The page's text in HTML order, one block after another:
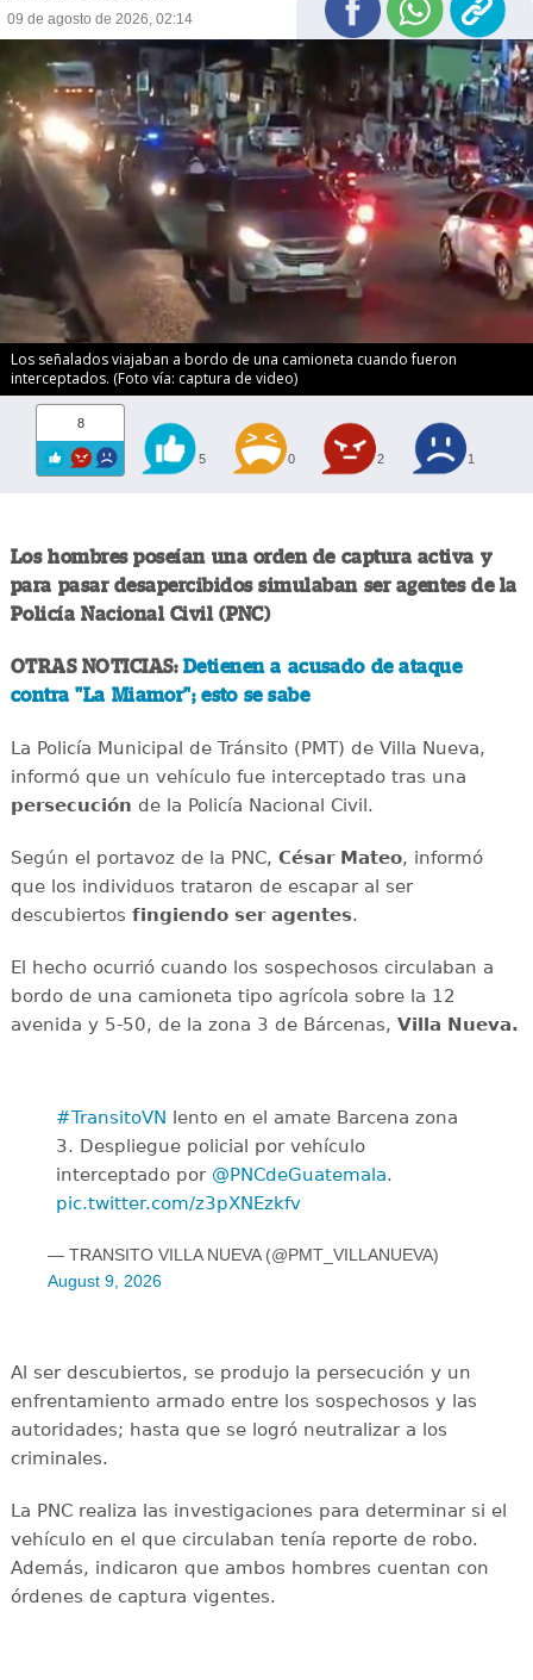
09 de agosto de 2026, 02:14
Los señalados viajaban a bordo de una camioneta cuando fueron
interceptados. (Foto vía: captura de video)
8
5 0 2 1
Los hombres poseían una orden de captura activa y
para pasar desapercibidos simulaban ser agentes de la
Policía Nacional Civil (PNC)
OTRAS NOTICIAS: Detienen a acusado de ataque
contra "La Miamor"; esto se sabe
La Policía Municipal de Tránsito (PMT) de Villa Nueva,
informó que un vehículo fue interceptado tras una
persecución de la Policía Nacional Civil.
Según el portavoz de la PNC, César Mateo, informó
que los individuos trataron de escapar al ser
descubiertos fingiendo ser agentes.
El hecho ocurrió cuando los sospechosos circulaban a
bordo de una camioneta tipo agrícola sobre la 12
avenida y 5-50, de la zona 3 de Bárcenas, Villa Nueva.
#TransitoVN lento en el amate Barcena zona
3. Despliegue policial por vehículo
interceptado por @PNCdeGuatemala.
pic.twitter.com/z3pXNEzkfv
— TRANSITO VILLA NUEVA (@PMT_VILLANUEVA)
August 9, 2026
Al ser descubiertos, se produjo la persecución y un
enfrentamiento armado entre los sospechosos y las
autoridades; hasta que se logró neutralizar a los
criminales.
La PNC realiza las investigaciones para determinar si el
vehículo en el que circulaban tenía reporte de robo.
Además, indicaron que ambos hombres cuentan con
órdenes de captura vigentes.